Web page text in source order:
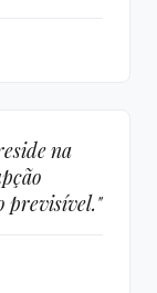
na
previsível."